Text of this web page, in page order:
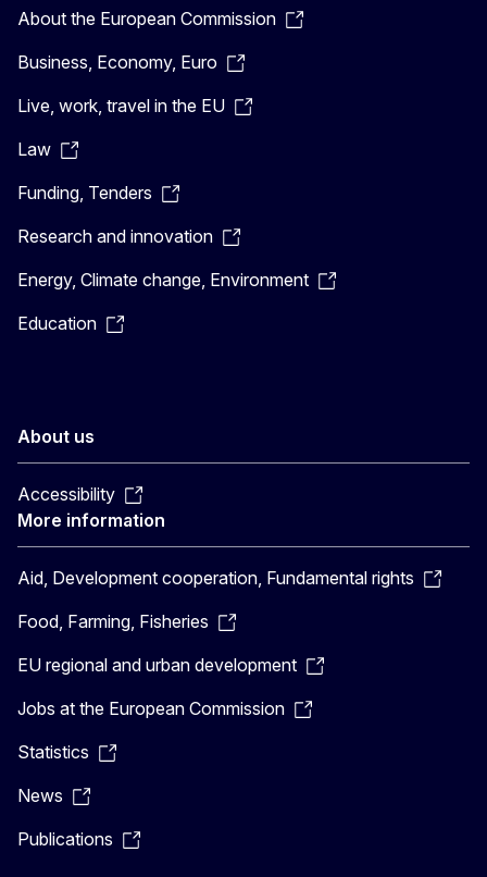
About the European Commission
Business, Economy, Euro
Live, work, travel in the EU
Law
Funding, Tenders
Research and innovation
Energy, Climate change, Environment
Education
About us
Accessibility
More information
Aid, Development cooperation, Fundamental rights
Food, Farming, Fisheries
EU regional and urban development
Jobs at the European Commission
Statistics
News
Publications